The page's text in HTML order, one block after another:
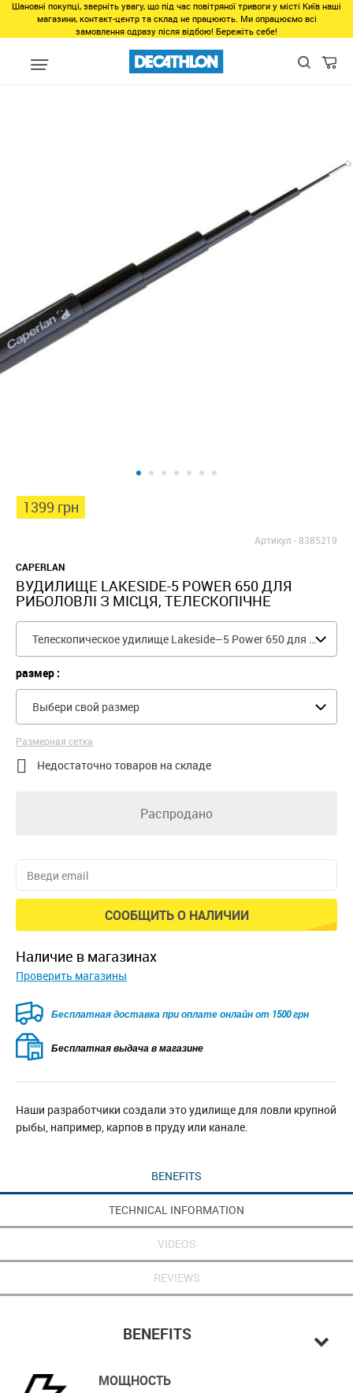
Шановні покупці, зверніть увагу, що під час повітряної тривоги у місті Київ наші
магазини, контакт-центр та склад не працюють. Ми опрацюємо всі
замовлення одразу після відбою! Бережіть себе!
unlinked Телескопическое удилище Lakeside–5 Power 650 для
1399 грн
Артикул -8385219
CAPERLAN
ВУДИЛИЩЕ LAKESIDE-5 POWER 650 ДЛЯ
РИБОЛОВЛІ З МІСЦЯ, ТЕЛЕСКОПІЧНЕ
Телескопическое удилище Lakeside–5 Power 650 для ловли карпа
размер :
Выбери свой размер
Размерная сетка
 Недостаточно товаров на складе
Распродано
СООБЩИТЬ О НАЛИЧИИ
наличие в магазинах
Проверить магазины
Безкоштовна доставка для замовлень від 2500 грн при
оплаті онлайн
Бесплатная выдача в магазине
Наши разработчики создали это удилище для ловли крупной
рыбы, например, карпов в пруду или канале.
BENEFITS
TECHNICAL INFORMATION
VIDEOS
REVIEWS
BENEFITS
МОЩНОСТЬ